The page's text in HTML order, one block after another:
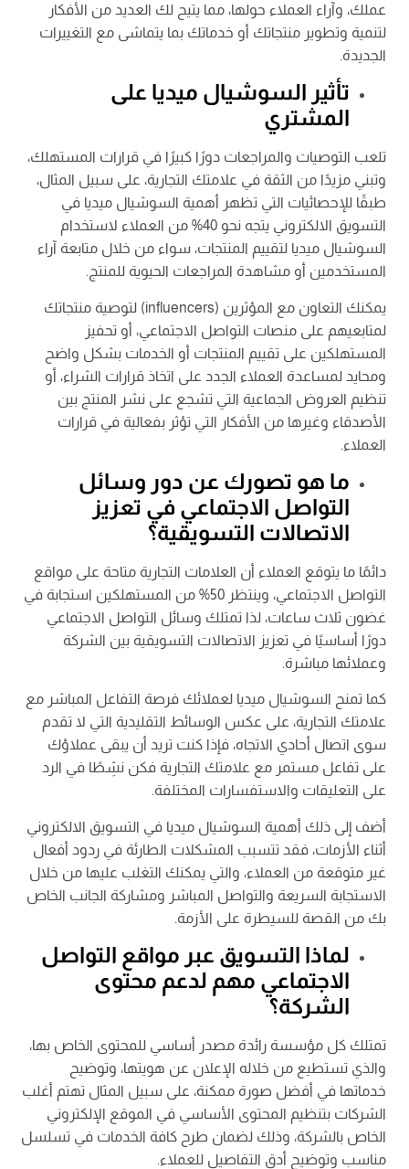
عملك، وآراء العملاء حولها، مما يتيح لك العديد من الأفكار
لتنمية وتطوير منتجاتك أو خدماتك بما يتماشى مع التغييرات
الجديدة.
تأثير السوشيال ميديا على
المشتري
تلعب التوصيات والمراجعات دورًا كبيرًا في قرارات المستهلك،
وتبني مزيدًا من الثقة في علامتك التجارية، على سبيل المثال،
طبقًا للإحصائيات التي تظهر أهمية السوشيال ميديا في
التسويق الالكتروني يتجه نحو 40% من العملاء لاستخدام
السوشيال ميديا لتقييم المنتجات، سواء من خلال متابعة آراء
المستخدمين أو مشاهدة المراجعات الحيوية للمنتج.
يمكنك التعاون مع المؤثرين (influencers) لتوصية منتجاتك
لمتابعيهم على منصات التواصل الاجتماعي، أو تحفيز
المستهلكين على تقييم المنتجات أو الخدمات بشكل واضح
ومحايد لمساعدة العملاء الجدد على اتخاذ قرارات الشراء، أو
تنظيم العروض الجماعية التي تشجع على نشر المنتج بين
الأصدقاء وغيرها من الأفكار التي تؤثر بفعالية في قرارات
العملاء.
ما هو تصورك عن دور وسائل
التواصل الاجتماعي في تعزيز
الاتصالات التسويقية؟
دائمًا ما يتوقع العملاء أن العلامات التجارية متاحة على مواقع
التواصل الاجتماعي، وينتظر 50% من المستهلكين استجابة في
غضون ثلاث ساعات، لذا تمتلك وسائل التواصل الاجتماعي
دورًا أساسيًا في تعزيز الاتصالات التسويقية بين الشركة
وعملائها مباشرة.
كما تمنح السوشيال ميديا لعملائك فرصة التفاعل المباشر مع
علامتك التجارية، على عكس الوسائط التقليدية التي لا تقدم
سوى اتصال أحادي الاتجاه، فإذا كنت تريد أن يبقى عملاؤك
على تفاعل مستمر مع علامتك التجارية فكن نشِطًا في الرد
على التعليقات والاستفسارات المختلفة.
أضف إلى ذلك أهمية السوشيال ميديا في التسويق الالكتروني
أثناء الأزمات، فقد تتسبب المشكلات الطارئة في ردود أفعال
غير متوقعة من العملاء، والتي يمكنك التغلب عليها من خلال
الاستجابة السريعة والتواصل المباشر ومشاركة الجانب الخاص
بك من القصة للسيطرة على الأزمة.
لماذا التسويق عبر مواقع التواصل
الاجتماعي مهم لدعم محتوى
الشركة؟
تمتلك كل مؤسسة رائدة مصدر أساسي للمحتوى الخاص بها،
والذي تستطيع من خلاله الإعلان عن هويتها، وتوضيح
خدماتها في أفضل صورة ممكنة، على سبيل المثال تهتم أغلب
الشركات بتنظيم المحتوى الأساسي في الموقع الإلكتروني
الخاص بالشركة، وذلك لضمان طرح كافة الخدمات في تسلسل
مناسب وتوضيح أدق التفاصيل للعملاء.